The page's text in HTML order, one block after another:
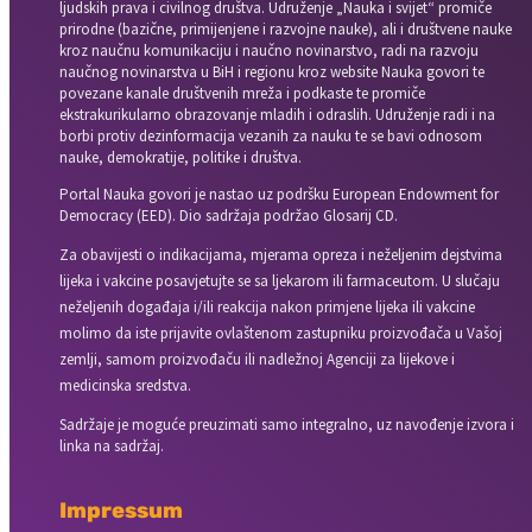
ljudskih prava i civilnog društva. Udruženje „Nauka i svijet“ promiče
prirodne (bazične, primijenjene i razvojne nauke), ali i društvene nauke
kroz naučnu komunikaciju i naučno novinarstvo, radi na razvoju
naučnog novinarstva u BiH i regionu kroz website Nauka govori te
povezane kanale društvenih mreža i podkaste te promiče
ekstrakurikularno obrazovanje mladih i odraslih. Udruženje radi i na
borbi protiv dezinformacija vezanih za nauku te se bavi odnosom
nauke, demokratije, politike i društva.
Portal Nauka govori je nastao uz podršku European Endowment for
Democracy (EED). Dio sadržaja podržao Glosarij CD.
Za obavijesti o indikacijama, mjerama opreza i neželjenim dejstvima
lijeka i vakcine posavjetujte se sa ljekarom ili farmaceutom. U slučaju
neželjenih događaja i/ili reakcija nakon primjene lijeka ili vakcine
molimo da iste prijavite ovlaštenom zastupniku proizvođača u Vašoj
zemlji, samom proizvođaču ili nadležnoj Agenciji za lijekove i
medicinska sredstva.
Sadržaje je moguće preuzimati samo integralno, uz navođenje izvora i
linka na sadržaj.
Impressum